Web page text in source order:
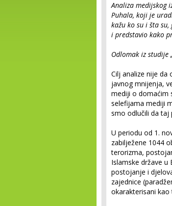
Analiza medijskog
Puhala, koji je
kažu ko su i šta
i predstavio kako
Odlomak iz studije
Cilj analize nije da
javnog mnijenja,
mediji o domaćim
selefijama mediji
smo odlučili da taj
U periodu od 1.
zabilježene 1044
terorizma,
Islamske države u
postojanje i
zajednice
okarakterisani kao